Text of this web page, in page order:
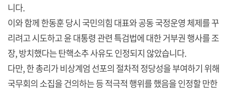
니다.
이와 함께 한동훈 당시 국민의힘 대표와 공동 국정운영 체제를 꾸
리려고 시도하고 윤 대통령 관련 특검법에 대한 거부권 행사를 조
장, 방치했다는 탄핵소추 사유도 인정되지 않았습니다.
다만, 한 총리가 비상계엄 선포의 절차적 정당성을 부여하기 위해
국무회의 소집을 건의하는 등 적극적 행위를 했음을 인정할 만한